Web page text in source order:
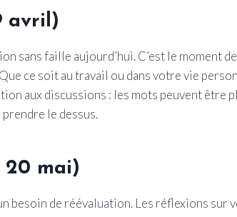
avril)
sans faille aujourd’hui. C’est le moment
ce soit au travail ou dans votre vie
aux discussions : les mots peuvent être
le dessus.
20 mai)
besoin de réévaluation. Les réflexions